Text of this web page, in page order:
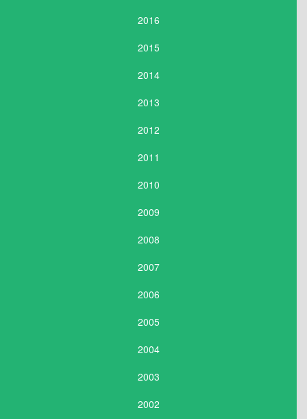
2016
2015
2014
2013
2012
2011
2010
2009
2008
2007
2006
2005
2004
2003
2002